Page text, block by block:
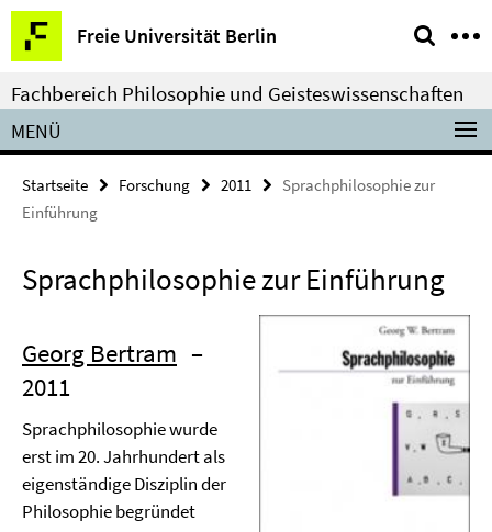
Springe
direkt
zu
Inhalt
Freie Universität Berlin
Service-
Navigation
Fachbereich Philosophie und Geisteswissenschaften
MENÜ
Startseite Forschung 2011
Sprachphilosophie zur
Einführung
Sprachphilosophie zur Einführung
Georg Bertram –
2011
Sprachphilosophie wurde
erst im 20. Jahrhundert als
eigenständige Disziplin der
Philosophie begründet